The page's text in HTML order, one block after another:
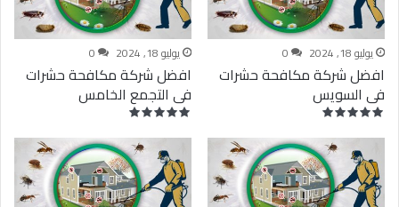
يوليو 18, 2024 0
افضل شركة مكافحة حشرات
فى السويس
يوليو 18, 2024 0
افضل شركة مكافحة حشرات
فى التجمع الخامس